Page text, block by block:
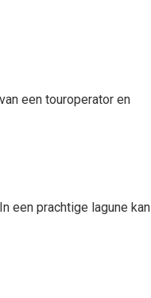
een touroperator en
een prachtige lagune kan